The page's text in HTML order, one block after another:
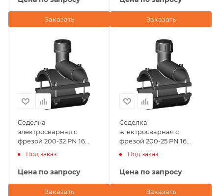
Заказать Заказать
Седелка
электросварная с
фрезой 200-32 PN 16
TAPPING TEE WITHOUT
VALVE BORFIT (Турция)
Под заказ
Цена по запросу
Заказать
Седелка
электросварная с
фрезой 200-25 PN 16
TAPPING TEE WITHOUT
VALVE-360' BORFIT
(Турция)
Под заказ
Цена по запросу
Заказать